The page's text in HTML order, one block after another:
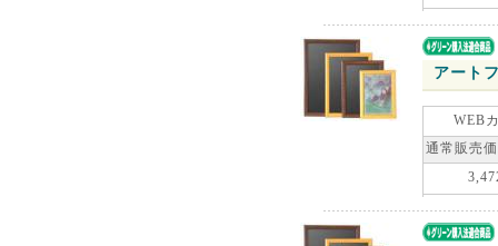
アート
WEB
通常販売